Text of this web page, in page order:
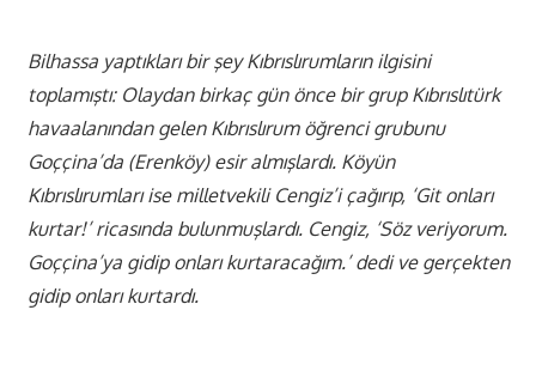
Bilhassa yaptıkları bir şey Kıbrıslırumların ilgisini
toplamıştı: Olaydan birkaç gün önce bir grup Kıbrıslıtürk
havaalanından gelen Kıbrıslırum öğrenci grubunu
Goççina’da (Erenköy) esir almışlardı. Köyün
Kıbrıslırumları ise milletvekili Cengiz’i çağırıp, ‘Git onları
kurtar!’ ricasında bulunmuşlardı. Cengiz, ‘Söz veriyorum.
Goççina’ya gidip onları kurtaracağım.’ dedi ve gerçekten
gidip onları kurtardı.